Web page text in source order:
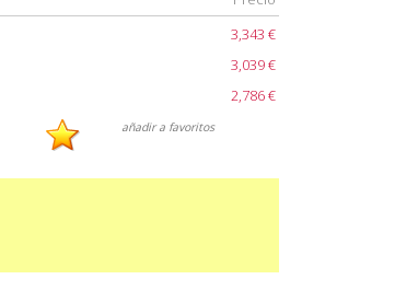
3,343 €
3,039 €
2,786 €
añadir a favoritos